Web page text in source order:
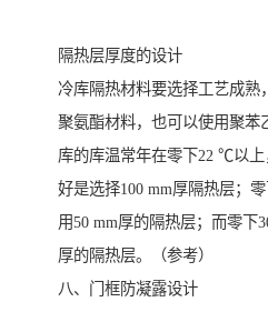
隔热层厚度的设计
冷库隔热材料要选择工艺成熟
聚氨酯材料，也可以使用聚苯
库的库温常年在零下22 ℃以
好是选择100 mm厚隔热层；
用50 mm厚的隔热层；而零下
厚的隔热层。（参考）
八、门框防凝露设计